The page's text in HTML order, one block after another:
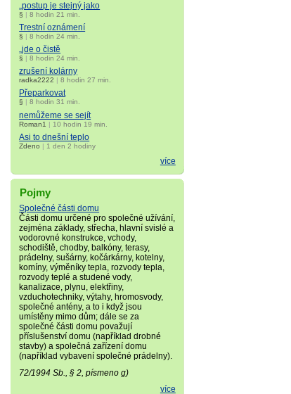
„postup je stejný jako
§ |8 hodin 21 min.
Trestní oznámení
§ |8 hodin 24 min.
„jde o čistě
§ |8 hodin 24 min.
zrušení kolárny
radka2222 |8 hodin 27 min.
Přeparkovat
§ |8 hodin 31 min.
nemůžeme se sejít
Roman1 | 10 hodin 19 min.
Asi to dnešní teplo
Zdeno | 1 den 2 hodiny
více
Pojmy
Společné části domu
Části domu určené pro společné užívání,
zejména základy, střecha, hlavní svislé a
vodorovné konstrukce, vchody,
schodiště, chodby, balkóny, terasy,
prádelny, sušárny, kočárkárny, kotelny,
komíny, výměníky tepla, rozvody tepla,
rozvody teplé a studené vody,
kanalizace, plynu, elektřiny,
vzduchotechniky, výtahy, hromosvody,
společné antény, a to i když jsou
umístěny mimo dům; dále se za
společné části domu považují
příslušenství domu (například drobné
stavby) a společná zařízení domu
(například vybavení společné prádelny).
72/1994 Sb., § 2, písmeno g)
více